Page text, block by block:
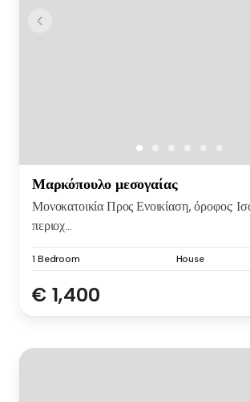
Μαρκόπουλο μεσογαίας
Μονοκατοικία Προς Ενοικίαση, όροφος:
περιοχ...
1 Bedroom House
€ 1,400